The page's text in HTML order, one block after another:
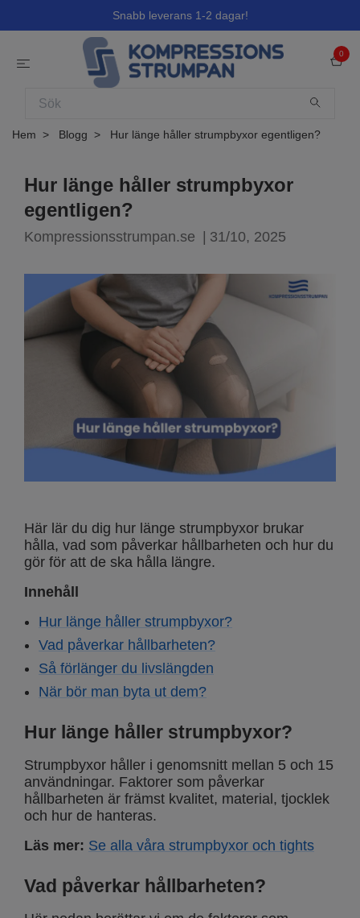
Snabb leverans 1-2 dagar!
0
Hem Blogg Hur länge håller strumpbyxor egentligen?
Hur länge håller strumpbyxor
egentligen?
Kompressionsstrumpan.se | 31/10, 2025
Här lär du dig hur länge strumpbyxor brukar
hålla, vad som påverkar hållbarheten och hur du
gör för att de ska hålla längre.
Innehåll
Hur länge håller strumpbyxor?
Vad påverkar hållbarheten?
Så förlänger du livslängden
När bör man byta ut dem?
Hur länge håller strumpbyxor?
Strumpbyxor håller i genomsnitt mellan 5 och 15
användningar. Faktorer som påverkar
hållbarheten är främst kvalitet, material, tjocklek
och hur de hanteras.
Läs mer: Se alla våra strumpbyxor och tights
Vad påverkar hållbarheten?